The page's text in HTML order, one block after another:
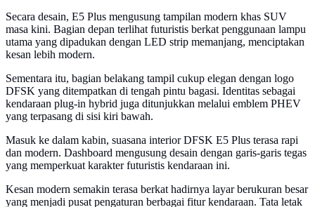
Secara desain, E5 Plus mengusung tampilan modern khas SUV
masa kini. Bagian depan terlihat futuristis berkat penggunaan lampu
utama yang dipadukan dengan LED strip memanjang, menciptakan
kesan lebih modern.
Sementara itu, bagian belakang tampil cukup elegan dengan logo
DFSK yang ditempatkan di tengah pintu bagasi. Identitas sebagai
kendaraan plug-in hybrid juga ditunjukkan melalui emblem PHEV
yang terpasang di sisi kiri bawah.
Masuk ke dalam kabin, suasana interior DFSK E5 Plus terasa rapi
dan modern. Dashboard mengusung desain dengan garis-garis tegas
yang memperkuat karakter futuristis kendaraan ini.
Kesan modern semakin terasa berkat hadirnya layar berukuran besar
yang menjadi pusat pengaturan berbagai fitur kendaraan. Tata letak